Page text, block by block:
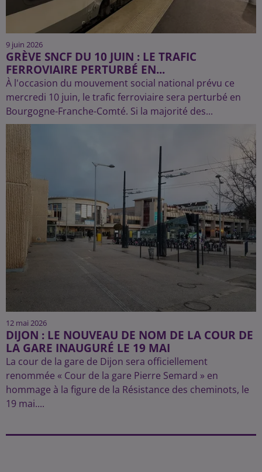
9 juin 2026
GRÈVE SNCF DU 10 JUIN : LE TRAFIC
FERROVIAIRE PERTURBÉ EN...
À l'occasion du mouvement social national prévu ce
mercredi 10 juin, le trafic ferroviaire sera perturbé en
Bourgogne-Franche-Comté. Si la majorité des...
12 mai 2026
DIJON : LE NOUVEAU DE NOM DE LA COUR DE
LA GARE INAUGURÉ LE 19 MAI
La cour de la gare de Dijon sera officiellement
renommée « Cour de la gare Pierre Semard » en
hommage à la figure de la Résistance des cheminots, le
19 mai....